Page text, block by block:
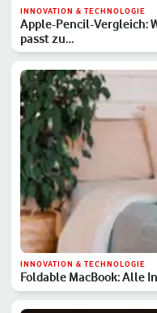
INNOVATION & TECHNOLOGIE
Apple-Pencil-Vergleich:
passt zu…
INNOVATION & TECHNOLOGIE
Foldable MacBook: Alle